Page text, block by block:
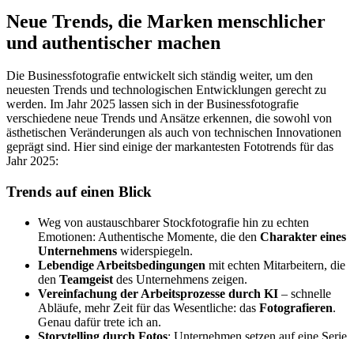
Neue Trends, die Marken menschlicher
und authentischer machen
Die Businessfotografie entwickelt sich ständig weiter, um den
neuesten Trends und technologischen Entwicklungen gerecht zu
werden. Im Jahr 2025 lassen sich in der Businessfotografie
verschiedene neue Trends und Ansätze erkennen, die sowohl von
ästhetischen Veränderungen als auch von technischen Innovationen
geprägt sind. Hier sind einige der markantesten Fototrends für das
Jahr 2025:
Trends auf einen Blick
Weg von austauschbarer Stockfotografie hin zu echten
Emotionen: Authentische Momente, die den Charakter eines
Unternehmens widerspiegeln.
Lebendige Arbeitsbedingungen mit echten Mitarbeitern, die
den Teamgeist des Unternehmens zeigen.
Vereinfachung der Arbeitsprozesse durch KI – schnelle
Abläufe, mehr Zeit für das Wesentliche: das Fotografieren.
Genau dafür trete ich an.
Storytelling durch Fotos: Unternehmen setzen auf eine Serie